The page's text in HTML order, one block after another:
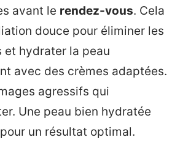
avant le rendez-vous. Cela
douce pour éliminer les
et hydrater la peau
avec des crèmes adaptées.
agressifs qui
Une peau bien hydratée
un résultat optimal.